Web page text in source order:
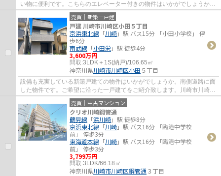
い物に便利です。こちらのエレベーター付きの物件はいかがでしょうか。
マンションにどんな人が住んでいるのかも...
売買｜新築一戸建
戸建 川崎市川崎区小田５丁目
京浜東北線 「川崎」駅 バス15分 「小田小学校」 停
歩6分
南武線 「小田栄 」駅 徒歩4分
3,600万円
間取:3LDK＋1S(納戸)/106.65㎡
神奈川県川崎市川崎区小田 ５丁目
設備も充実している新築戸建ての物件はいかがでしょうか。南側道路に面
した物件です。ご希望に沿った一戸建てをご紹介致します。川崎市川崎区
の京浜東北線川崎付近でマイホームの購入...
売買｜中古マンション
クリオ川崎鋼管通
鶴見線 「浜川崎」駅 徒歩8分
京浜東北線 「川崎」駅 バス16分 「臨港中学校
前」 停歩3分
東海道本線 「川崎」駅 バス16分 「臨港中学校
前」 停歩3分
3,799万円
間取:3LDK/66.18㎡
神奈川県川崎市川崎区鋼管通 ３丁目